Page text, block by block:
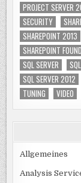
PROJECT SERVER
SECURITY
SHAREPOINT 2013
SHAREPOINT
SQL SERVER
SQL SERVER 2012
TUNING
VIDEO
Allgemeines
Analysis